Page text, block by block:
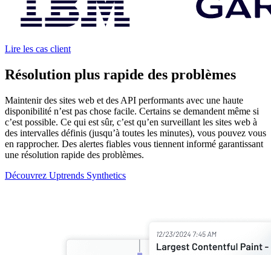
Lire les cas client
Résolution plus rapide des problèmes
Maintenir des sites web et des API performants avec une haute
disponibilité n’est pas chose facile. Certains se demandent même si
c’est possible. Ce qui est sûr, c’est qu’en surveillant les sites web à
des intervalles définis (jusqu’à toutes les minutes), vous pouvez vous
en rapprocher. Des alertes fiables vous tiennent informé garantissant
une résolution rapide des problèmes.
Découvrez Uptrends Synthetics